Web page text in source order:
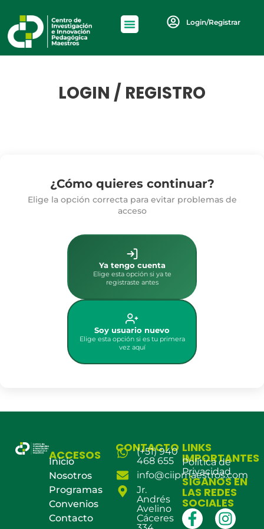
Login/Registrar
LOGIN / REGISTRO
¿Cómo quieres continuar?
Elige la opción correcta para evitar problemas de
acceso
Ya tengo cuenta
Elige esta opción si ya te
registraste antes
Soy usuario nuevo
Elige esta opción si es tu primera
vez aquí
ACCESOS
Inicio
Nosotros
Programas
Convenios
Contacto
CONTACTO
(+51) 940
468 655
info@ciipmaestros.com
Jr.
Andrés
Avelino
Cáceres
LINKS
IMPORTANTES
Política de
Privacidad
SÍGANOS EN
LAS REDES
SOCIALES